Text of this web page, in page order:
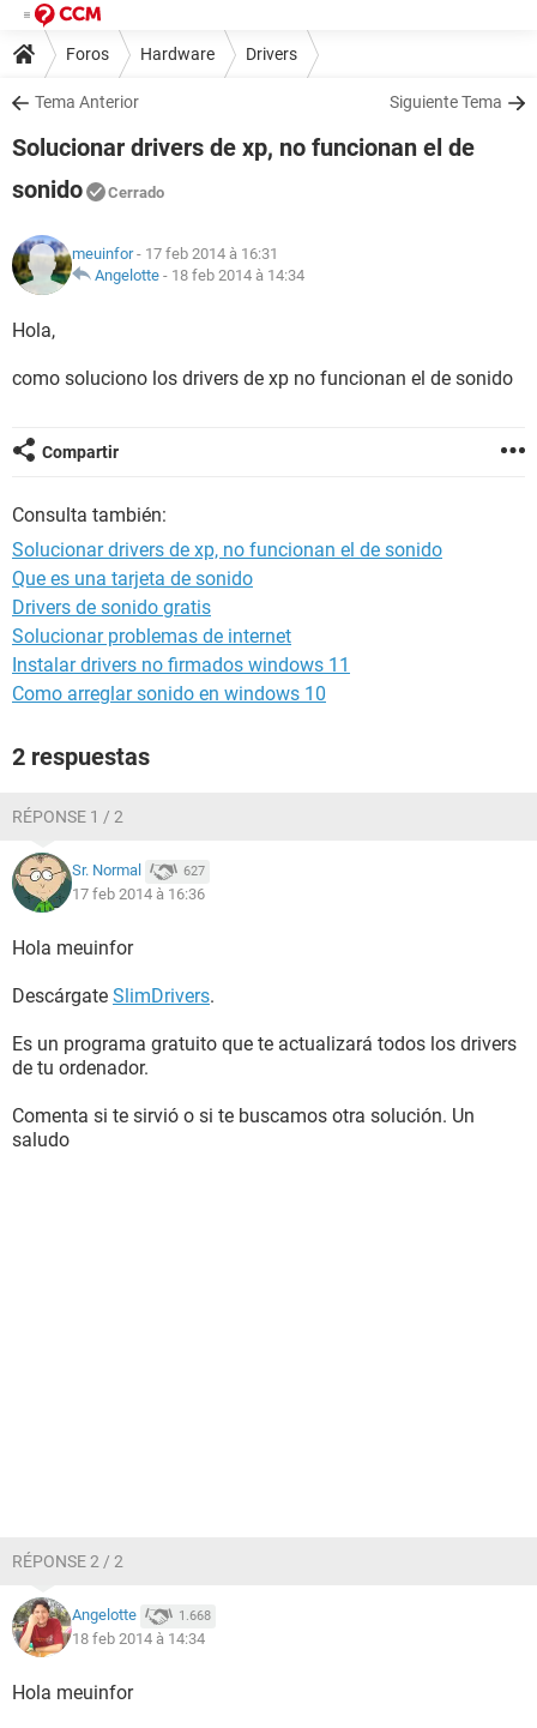
Foros Hardware Drivers
Tema Anterior Siguiente Tema
Solucionar drivers de xp, no funcionan el de
sonido
Cerrado
meuinfor- 17 feb 2014 à 16:31
Angelotte - 18 feb 2014 à 14:34
Hola,
como soluciono los drivers de xp no funcionan el de sonido
Compartir
Consulta también:
Solucionar drivers de xp, no funcionan el de sonido
Que es una tarjeta de sonido
Drivers de sonido gratis
Solucionar problemas de internet
Instalar drivers no firmados windows 11
Como arreglar sonido en windows 10
2 respuestas
RÉPONSE 1 / 2
Sr. Normal 627
17 feb 2014 à 16:36
Hola meuinfor
Descárgate SlimDrivers.
Es un programa gratuito que te actualizará todos los drivers
de tu ordenador.
Comenta si te sirvió o si te buscamos otra solución. Un
saludo
RÉPONSE 2 / 2
Angelotte 1.668
18 feb 2014 à 14:34
Hola meuinfor